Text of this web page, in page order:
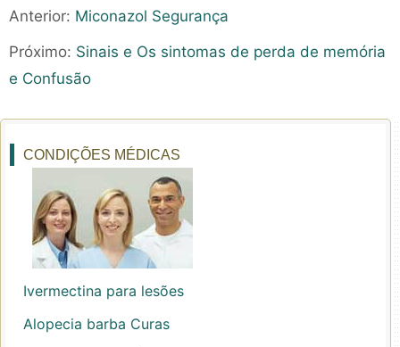
Anterior: Miconazol Segurança
Próximo: Sinais e Os sintomas de perda de memória
e Confusão
CONDIÇÕES MÉDICAS
Ivermectina para lesões
Alopecia barba Curas